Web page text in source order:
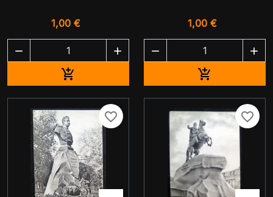
1,00 €
 

1,00 €
 

favorite_border favorite_border